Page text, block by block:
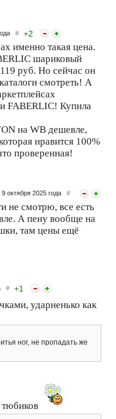
# +2
именно такая цена.
шариковый
руб. Но сейчас он
смотреть! А
FABERLIC! Купила
на WB дешевле,
нравится 100%
проверенная!
9 октября 2025 года #
не смотрю, все есть
А пену вообще на
там цены ещё
# +1
ударненько как
ног, не пропадать же
тюбиков